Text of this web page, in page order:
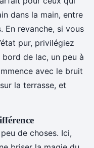
dans la main, entre
En revanche, si vous
pur, privilégiez
bord de lac, un peu à
avec le bruit
la terrasse, et
de choses. Ici,